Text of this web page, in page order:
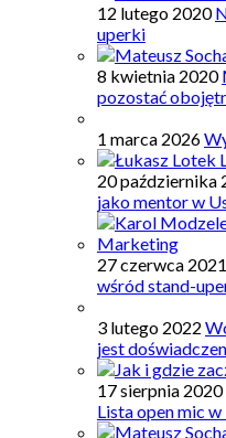
12 lutego 2020
uperki
8 kwietnia 2020
pozostać
1 marca 2026
20 października
jako mentor w
27 czerwca 2021
wśród stand-
3 lutego 2022
jest
17 sierpnia 2020
Lista open mic w